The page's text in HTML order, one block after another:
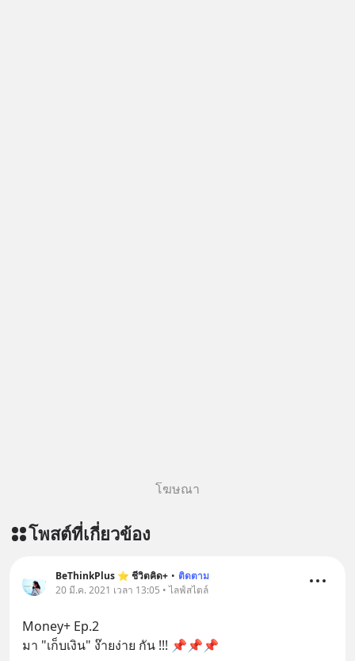
โฆษณา
โพสต์ที่เกี่ยวข้อง
BeThinkPlus ⭐ ชีวิตคิด+ • ติดตาม
20 มี.ค. 2021 เวลา 13:05 • ไลฟ์สไตล์
Money+ Ep.2
มา "เก็บเงิน" ง๊ายง่าย กัน !!! 📌📌📌